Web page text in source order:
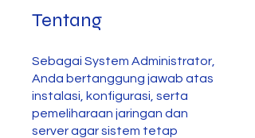
Tentang
Sebagai System Administrator,
Anda bertanggung jawab atas
instalasi, konfigurasi, serta
pemeliharaan jaringan dan
server agar sistem tetap